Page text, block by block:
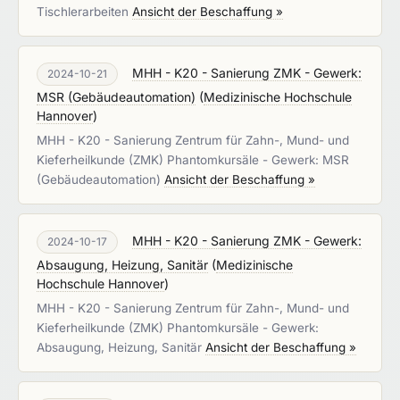
Tischlerarbeiten Ansicht der Beschaffung »
2024-10-21
MHH - K20 - Sanierung ZMK - Gewerk:
MSR (Gebäudeautomation) (Medizinische Hochschule
Hannover)
MHH - K20 - Sanierung Zentrum für Zahn-, Mund- und
Kieferheilkunde (ZMK) Phantomkursäle - Gewerk: MSR
(Gebäudeautomation) Ansicht der Beschaffung »
2024-10-17
MHH - K20 - Sanierung ZMK - Gewerk:
Absaugung, Heizung, Sanitär (Medizinische
Hochschule Hannover)
MHH - K20 - Sanierung Zentrum für Zahn-, Mund- und
Kieferheilkunde (ZMK) Phantomkursäle - Gewerk:
Absaugung, Heizung, Sanitär Ansicht der Beschaffung »